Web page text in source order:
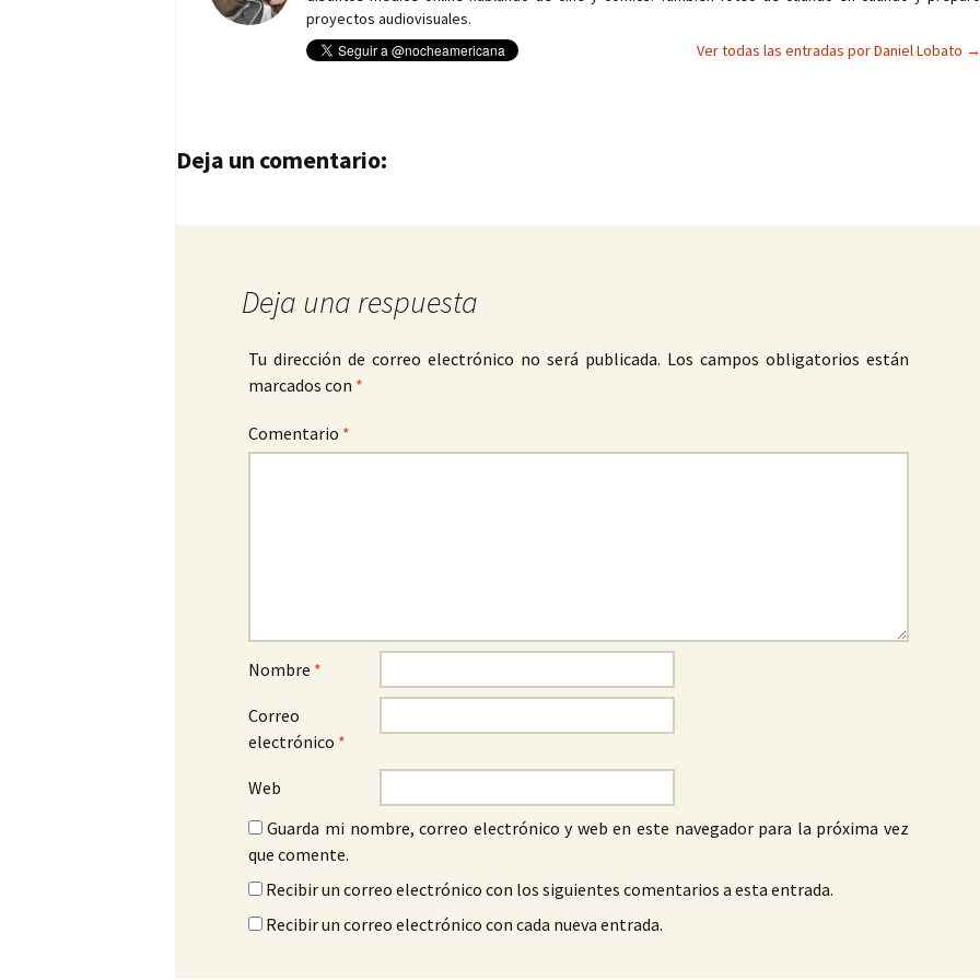
proyectos audiovisuales.
Ver todas las entradas por Daniel Lobato →
Navegación de entradas
Deja un comentario:
Deja una respuesta
Tu dirección de correo electrónico no será publicada. Los campos obligatorios están
marcados con *
Comentario *
Nombre *
Correo
electrónico *
Web
Guarda mi nombre, correo electrónico y web en este navegador para la próxima vez
que comente.
Recibir un correo electrónico con los siguientes comentarios a esta entrada.
Recibir un correo electrónico con cada nueva entrada.